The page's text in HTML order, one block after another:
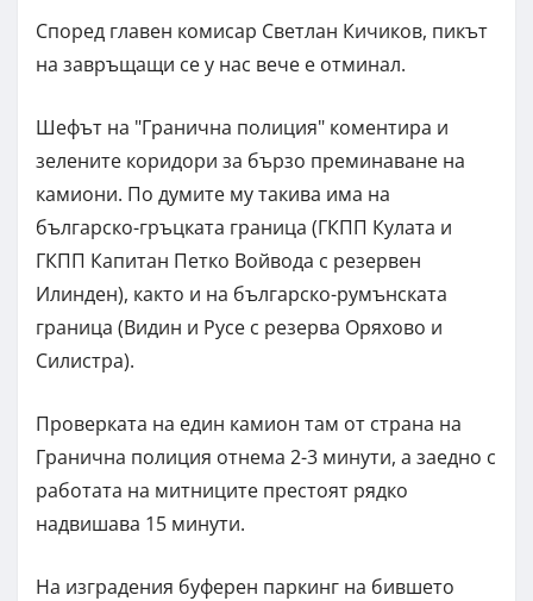
Според главен комисар Светлан Кичиков, пикът
на завръщащи се у нас вече е отминал.
Шефът на "Гранична полиция" коментира и
зелените коридори за бързо преминаване на
камиони. По думите му такива има на
българско-гръцката граница (ГКПП Кулата и
ГКПП Капитан Петко Войвода с резервен
Илинден), както и на българско-румънската
граница (Видин и Русе с резерва Оряхово и
Силистра).
Проверката на един камион там от страна на
Гранична полиция отнема 2-3 минути, а заедно с
работата на митниците престоят рядко
надвишава 15 минути.
На изградения буферен паркинг на бившето